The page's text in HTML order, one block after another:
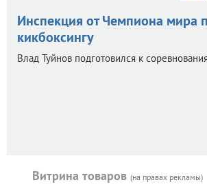
Инспекция от Чемпиона мира
кикбоксингу
Влад Туйнов подготовился к
Витрина товаров (на правах рекламы)